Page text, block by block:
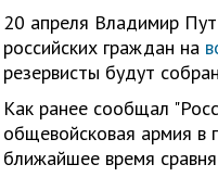
20 апреля Владимир
российских граждан на
резервисты будут
Как ранее сообщал
общевойсковая армия в
ближайшее время